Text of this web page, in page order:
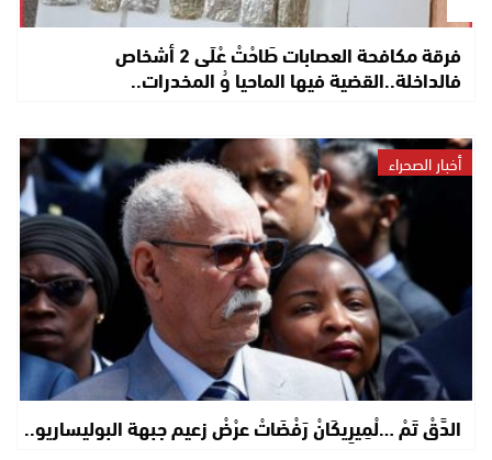
فرقة مكافحة العصابات طَاحْتْ عْلَى 2 أشخاص
فالداخلة..القضية فيها الماحيا وُ المخدرات..
أخبار الصحراء
الدَّقْ تَمْ …لْمِيرِيكَانْ رَفْضَاتْ عرْضْ زعيم جبهة البوليساريو..